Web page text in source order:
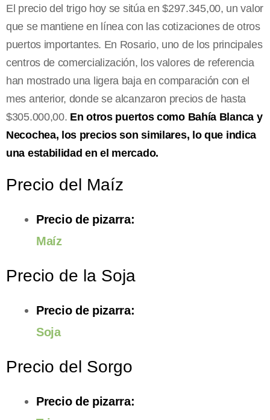
El precio del trigo hoy se sitúa en $297.345,00, un valor
que se mantiene en línea con las cotizaciones de otros
puertos importantes. En Rosario, uno de los principales
centros de comercialización, los valores de referencia
han mostrado una ligera baja en comparación con el
mes anterior, donde se alcanzaron precios de hasta
$305.000,00. En otros puertos como Bahía Blanca y
Necochea, los precios son similares, lo que indica
una estabilidad en el mercado.
Precio del Maíz
Precio de pizarra:
Maíz
Precio de la Soja
Precio de pizarra:
Soja
Precio del Sorgo
Precio de pizarra: